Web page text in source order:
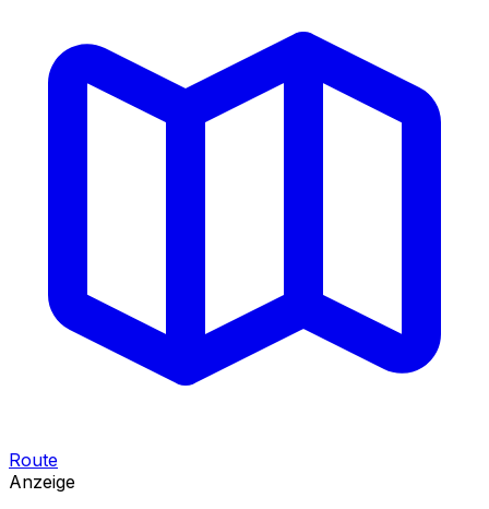
Route
Anzeige